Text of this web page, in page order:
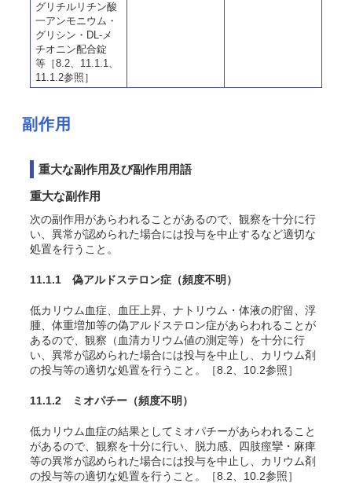
グリチルリチン酸
一アンモニウム・
グリシン・DL-メ
チオニン配合錠
等［8.2、11.1.1、
11.1.2参照］
副作用
重大な副作用及び副作用用語
重大な副作用
次の副作用があらわれることがあるので、観察を十分に行
い、異常が認められた場合には投与を中止するなど適切な
処置を行うこと。
11.1.1 偽アルドステロン症 （頻度不明）
低カリウム血症、血圧上昇、ナトリウム・体液の貯留、浮
腫、体重増加等の偽アルドステロン症があらわれることが
あるので、観察（血清カリウム値の測定等）を十分に行
い、異常が認められた場合には投与を中止し、カリウム剤
の投与等の適切な処置を行うこと。［8.2、10.2参照］
11.1.2 ミオパチー （頻度不明）
低カリウム血症の結果としてミオパチーがあらわれること
があるので、観察を十分に行い、脱力感、四肢痙攣・麻痺
等の異常が認められた場合には投与を中止し、カリウム剤
の投与等の適切な処置を行うこと。［8.2、10.2参照］